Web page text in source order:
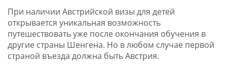
При наличии Австрийской визы для детей
открывается уникальная возможность
путешествовать уже после окончания обучения в
другие страны Шенгена. Но в любом случае первой
страной въезда должна быть Австрия.